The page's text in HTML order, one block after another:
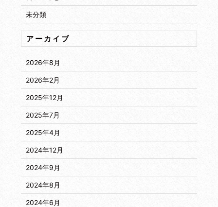
未分類
アーカイブ
2026年8月
2026年2月
2025年12月
2025年7月
2025年4月
2024年12月
2024年9月
2024年8月
2024年6月